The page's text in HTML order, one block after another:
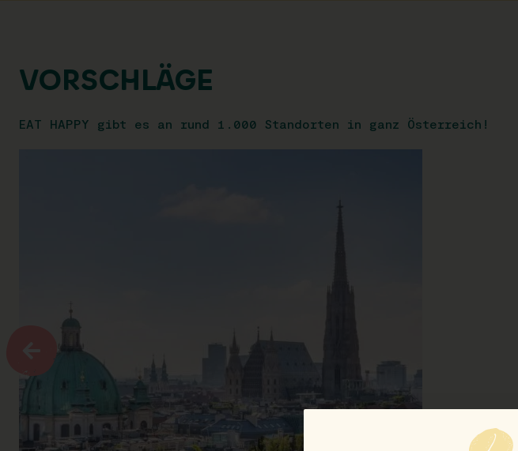
VORSCHLÄGE
EAT HAPPY gibt es an rund 1.000 Standorten in ganz Österreich!